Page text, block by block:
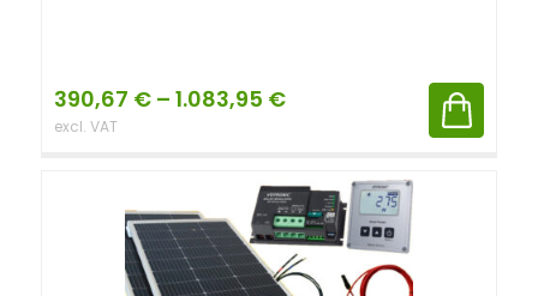
390,67 € – 1.083,95 €
excl. VAT